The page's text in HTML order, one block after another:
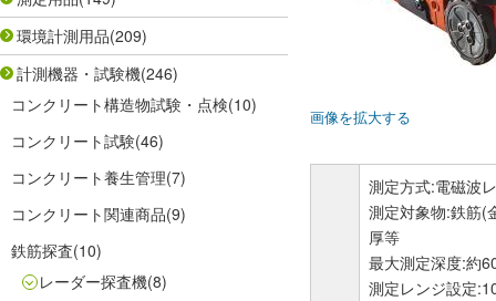
環境計測用品(209)
計測機器・試験機(246)
コンクリート構造物試験・点検(10)
コンクリート試験(46)
コンクリート養生管理(7)
コンクリート関連商品(9)
鉄筋探査(10)
レーダー探査機(8)
画像を拡大する
測定方式:電磁波
測定対象物:鉄筋(
厚等
最大測定深度:約
測定レンジ設定